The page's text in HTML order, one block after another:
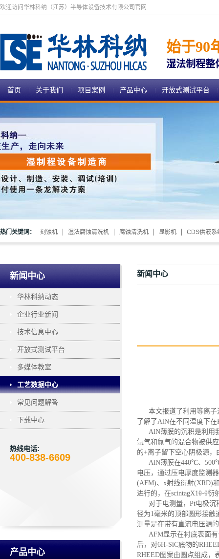
欢迎访问华林科纳（江苏）半导体设备技术有限公司官网
始于90
湿法制程整
首页 关于我们 项目案例 产品中心 开放式测试平台
热门关键词： 刻蚀机 湿法腐蚀清洗机 腐蚀清洗机 显影机 CDS供液系
新闻中心
华林科纳动态
企业行业新闻
技术信息中心
开放式测试平台
多媒体教室
工艺数据中心
常见问题解答
下载中心
热线电话:
400-838-6609
产品中心
新闻中心
本文报道了利用等离
了解了 AlN在不同温度下在
AlN薄膜的沉积是利用
氩气和氮气的混合物被供
的+离子留下空心阴极源 ，
AlN薄膜在440℃、 500
电压 ， 通过压电厚度监测
(AFM)、x射线衍射(XRD)
进行的 ， 在scintagX1θ-θ衍
对于电测量， Pt电极沉
径为1毫米的顶部圆形接触
测量是在带有直流电压源
AFM显示在衬底表面
后，对6H-SiC底物的
RHEED图案由圆点组成，